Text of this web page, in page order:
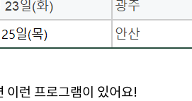
이런 프로그램이 있어요!